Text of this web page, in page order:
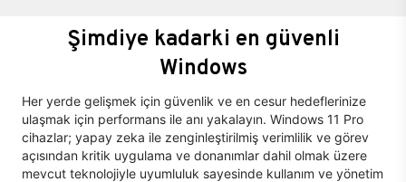
Şimdiye kadarki en güvenli
Windows
Her yerde gelişmek için güvenlik ve en cesur hedeflerinize
ulaşmak için performans ile anı yakalayın. Windows 11 Pro
cihazlar; yapay zeka ile zenginleştirilmiş verimlilik ve görev
açısından kritik uygulama ve donanımlar dahil olmak üzere
mevcut teknolojiyle uyumluluk sayesinde kullanım ve yönetim